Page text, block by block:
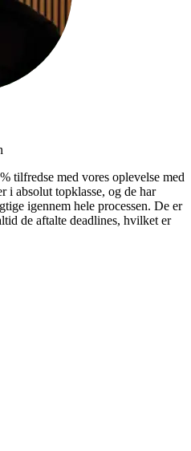
tilfredse med vores oplevelse med
i absolut topklasse, og de har
igennem hele processen. De er
de aftalte deadlines, hvilket er